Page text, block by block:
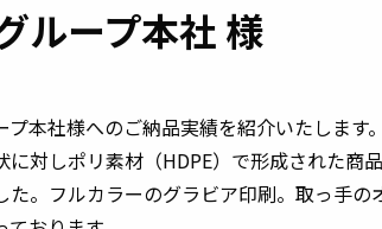
ループ本社 様
プ本社様へのご納品実績を紹介いたします。
に対しポリ素材（HDPE）で形成された商
た。フルカラーのグラビア印刷。取っ手の